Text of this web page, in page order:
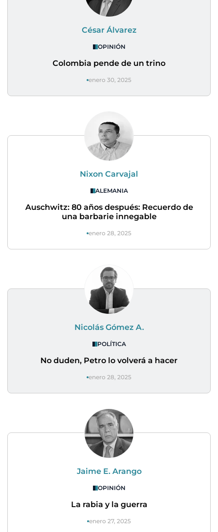
César Álvarez
OPINIÓN
Colombia pende de un trino
enero 30, 2025
Nixon Carvajal
ALEMANIA
Auschwitz: 80 años después: Recuerdo de
una barbarie innegable
enero 28, 2025
Nicolás Gómez A.
POLÍTICA
No duden, Petro lo volverá a hacer
enero 28, 2025
Jaime E. Arango
OPINIÓN
La rabia y la guerra
enero 27, 2025